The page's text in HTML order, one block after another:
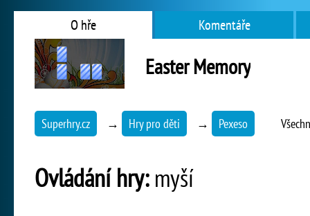
O hře Komentáře
Easter Memory
Superhry.cz → Hry pro děti → Pexeso
Ovládání hry:myší